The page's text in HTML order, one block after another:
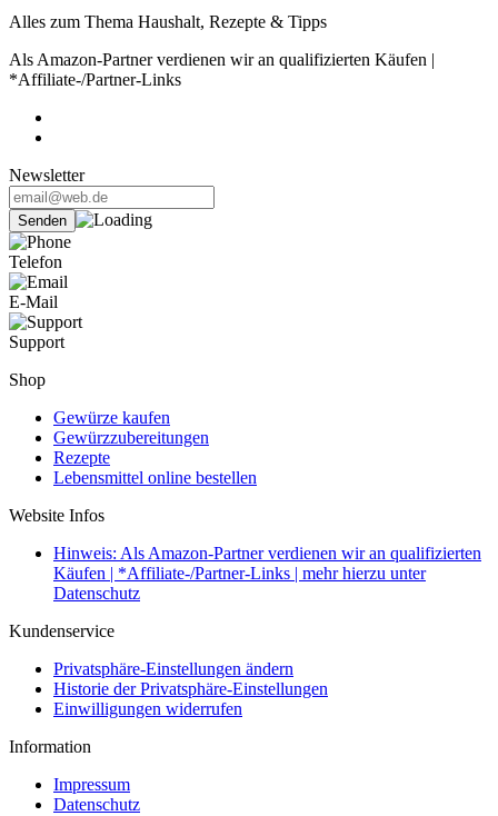
Alles zum Thema Haushalt, Rezepte & Tipps
Als Amazon-Partner verdienen wir an qualifizierten Käufen |
*Affiliate-/Partner-Links
Newsletter
Telefon
E-Mail
Support
Shop
Gewürze kaufen
Gewürzzubereitungen
Rezepte
Lebensmittel online bestellen
Website Infos
Hinweis: Als Amazon-Partner verdienen wir an qualifizierten
Käufen | *Affiliate-/Partner-Links | mehr hierzu unter
Datenschutz
Kundenservice
Privatsphäre-Einstellungen ändern
Historie der Privatsphäre-Einstellungen
Einwilligungen widerrufen
Information
Impressum
Datenschutz